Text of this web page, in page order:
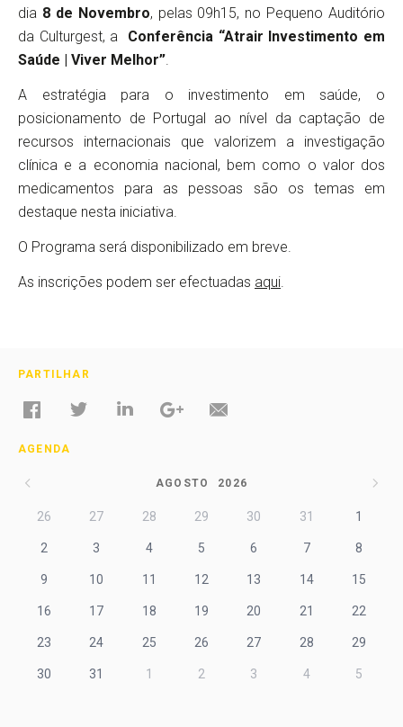
dia 8 de Novembro, pelas 09h15, no Pequeno Auditório
da Culturgest, a Conferência “Atrair Investimento em
Saúde | Viver Melhor”.
A estratégia para o investimento em saúde, o
posicionamento de Portugal ao nível da captação de
recursos internacionais que valorizem a investigação
clínica e a economia nacional, bem como o valor dos
medicamentos para as pessoas são os temas em
destaque nesta iniciativa.
O Programa será disponibilizado em breve.
As inscrições podem ser efectuadas aqui.
PARTILHAR
AGENDA
AGOSTO 2026
26 27 28 29 30 31 1
2 3 4 5 6 7 8
9 10 11 12 13 14 15
16 17 18 19 20 21 22
23 24 25 26 27 28 29
30 31 1 2 3 4 5